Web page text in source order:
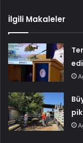
İlgili Makaleler